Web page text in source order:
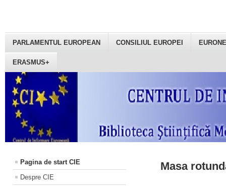
PARLAMENTUL EUROPEAN CONSILIUL EUROPEI
ERASMUS+
Pagina de start CIE
Despre CIE
Masa